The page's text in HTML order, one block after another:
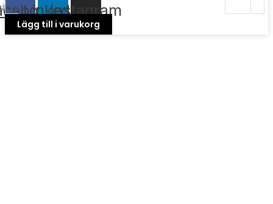
Linkedin
Instagram
Lägg till i varukorg